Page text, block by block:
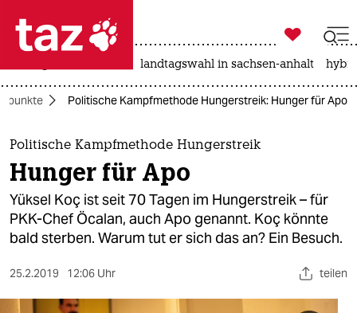
 taz zahl ich
taz zahl ich
themen
politik
öko

taz zahl ich
landtagswahl in sachsen-anhalt
Politische Kampfmethode Hungerstreik: Hunger für Apo
Politische Kampfmethode Hungerstreik
Hunger für Apo
Yüksel Koç ist seit 70 Tagen im Hungerstreik – für
PKK-Chef Öcalan, auch Apo genannt. Koç könnte
bald sterben. Warum tut er sich das an? Ein Besuch.
25.2.2019 12:06 Uhr teilen